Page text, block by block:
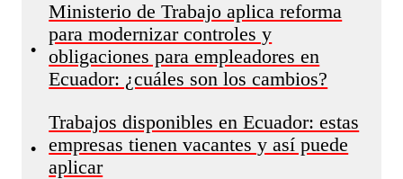
•
Ministerio de Trabajo aplica reforma
para modernizar controles y
obligaciones para empleadores en
Ecuador: ¿cuáles son los cambios?
•
Trabajos disponibles en Ecuador: estas
empresas tienen vacantes y así puede
aplicar